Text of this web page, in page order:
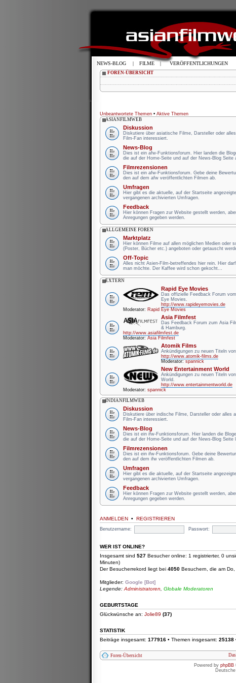
FOREN-ÜBERSICHT
Unbeantwortete Themen • Aktive Themen
ASIANFILMWEB
Diskussion
Diskutiere über asiatische Filme, Darsteller oder
Film-Fan interessiert.
News-Blog
Dies ist ein afw-Funktionsforum. Hier landen die
die auf der Home-Seite und auf der News-Blog Seite
Filmrezensionen
Dies ist ein afw-Funktionsforum. Gebe deine
den auf dem afw veröffentlichten Filmen ab.
Umfragen
Hier gibt es die aktuelle, auf der Startseite
vergangenen archivierten Umfragen.
Feedback
Hier können Fragen zur Website gestellt werden,
Anregungen gegeben werden.
ALLGEMEINE FOREN
Marktplatz
Hier können Filme auf allen möglichen Medien oder
(Poster, Bücher etc.) angeboten oder getauscht
Off-Topic
Alles nicht Asien-Film-betreffendes hier rein. Hier
man möchte. Der Kaffee wird schon gekocht...
EXTERN
Rapid Eye Movies
Das offizielle Feedback Forum
Eye Movies.
http://www.rapideyemovies.de
Moderator: Rapid Eye Movies
Asia Filmfest
Das Feedback Forum zum Asia
& Hamburg.
http://www.asiafilmfest.de
Moderator: Asia Filmfest
Atomik Films
Ankündigungen zu neuen Titeln
http://www.atomik-films.de
Moderator: spannick
New Entertainment World
Ankündigungen zu neuen Titeln
World.
http://www.entertainmentworld.de
Moderator: spannick
INDIANFILMWEB
Diskussion
Diskutiere über indische Filme, Darsteller oder alles
Film-Fan interessiert.
News-Blog
Dies ist ein ifw-Funktionsforum. Hier landen die
die auf der Home-Seite und auf der News-Blog Seite
Filmrezensionen
Dies ist ein ifw-Funktionsforum. Gebe deine
den auf dem ifw veröffentlichten Filmen ab.
Umfragen
Hier gibt es die aktuelle, auf der Startseite
vergangenen archivierten Umfragen.
Feedback
Hier können Fragen zur Website gestellt werden,
Anregungen gegeben werden.
ANMELDEN • REGISTRIEREN
Benutzername: Passwort:
WER IST ONLINE?
Insgesamt sind 527 Besucher online: 1 registrierter, 0
Minuten)
Der Besucherrekord liegt bei 4050 Besuchern, die am
Mitglieder: Google [Bot]
Legende: Administratoren Globale Moderatoren
GEBURTSTAGE
Glückwünsche an: Jolie89 (37)
STATISTIK
Beiträge insgesamt: 177916 • Themen insgesamt: 25138
Foren-Übersicht
Powered by phpBB
NEWS-BLOG | FILME | VERÖFFENTLICHUNGEN